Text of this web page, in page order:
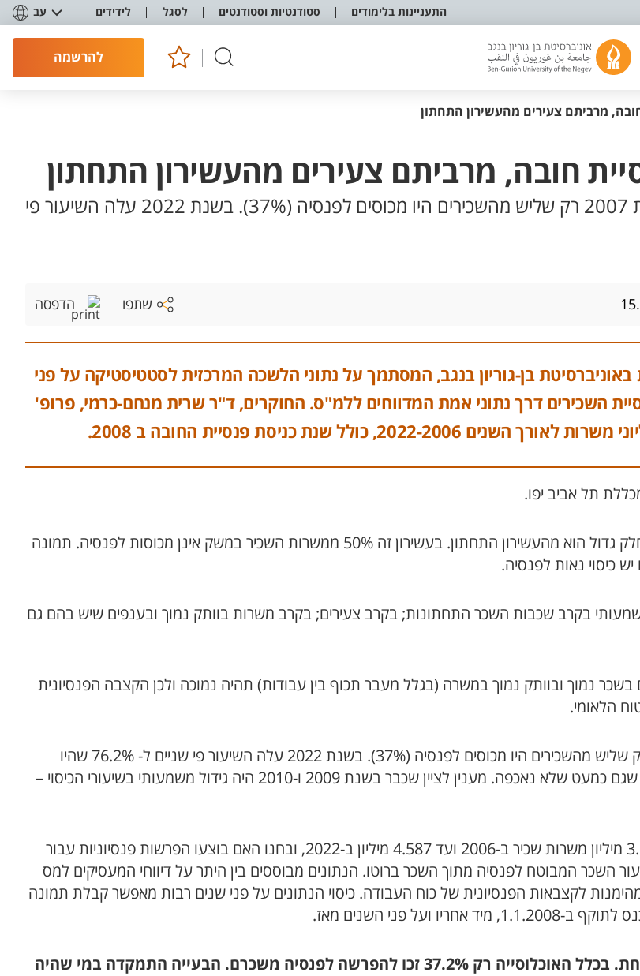
התעניינות בלימודים סטודנטיות וסטודנטים לסגל לידידים עב
להרשמה
מרביתם צעירים מהעשירון התחתון
חובה, מרביתם צעירים מהעשירון התחתון
הצלחה לפנסיית החובה ששיעור מקבליה הוכפל : בשנת 2007 רק שליש מהשכירים היו מכוסים לפנסיה (37%). בשנת 2022 עלה השיעור פי
שתפו הדפסה
בן-גוריון בנגב, המסתמך על נתוני הלשכה המרכזית לסטטיסטיקה על פני
השכירים דרך נתוני אמת המדווחים ללמ"ס. החוקרים, ד"ר שרית מנחם-כרמי, פרופ'
כולל שנת כניסת פנסיית החובה ב 2008.
תל אביב יפו.
מהמחקר עולה כי בקרב 23.8% מהשכירים במשק שאינם מכוסים, חלק גדול הוא מהעשירון התחתון. בעשירון זה 50% ממשרות השכיר במשק אינן מכוסות לפנסיה. תמונה
כיסוי נאות לפנסיה.
משמעותי בקרב שכבות השכר התחתונות; בקרב צעירים; בקרב משרות בוותק נמוך ובענפים שיש בהם גם
בשכר נמוך ובוותק נמוך במשרה (בגלל מעבר תכוף בין עבודות) תהיה נמוכה ולכן הקצבה הפנסיונית
הלאומי.
עוד עולה מהמחקר כי בשנת 2007, לפני הנהגת פנסיית החובה, רק שליש מהשכירים היו מכוסים לפנסיה (37%). בשנת 2022 עלה השיעור פי שניים ל- 76.2% שהיו
מכוסים לפנסיה. זו ללא ספק הצלחה גדולה של מדיניות ממשלתית שגם כמעט שלא נאכפה. מענין לציין שכבר בשנת 2009 ו-2010 היה גידול משמעותי בשיעורי הכיסוי –
המחקר בדק וניתח נתונים על מיליוני משרות לאורך השנים מ- 3.044 מיליון משרות שכיר ב-2006 ועד 4.587 מיליון ב-2022, ובחנו האם בוצעו הפרשות פנסיוניות עבור
השכר המבוטח לפנסיה מתוך השכר ברוטו. הנתונים מבוססים בין היתר על דיווחי המעסיקים למס
מהימנות לקצבאות הפנסיונית של כוח העבודה. כיסוי הנתונים על פני שנים רבות מאפשר קבלת תמונה
פני השנים מאז.
לפני שהייתה פנסיית חובה, רוב האוכלוסייה לא הייתה מבוטחת. בכלל האוכלוסייה רק 37.2% זכו להפרשה לפנסיה משכרם. הבעייה התמקדה במי שהיה